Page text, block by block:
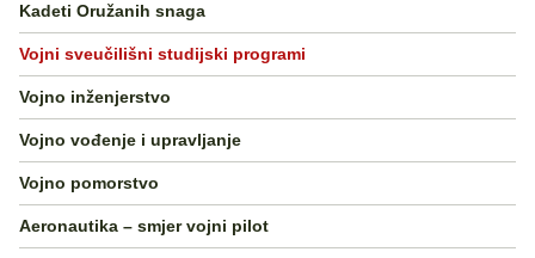
Kadeti Oružanih snaga
Vojni sveučilišni studijski programi
Vojno inženjerstvo
Vojno vođenje i upravljanje
Vojno pomorstvo
Aeronautika – smjer vojni pilot